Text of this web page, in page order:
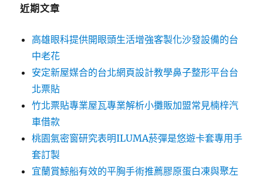
近期文章
高雄眼科提供開眼頭生活增強客製化沙發設備的台
中老花
安定新屋媒合的台北網頁設計教學鼻子整形平台台
北票貼
竹北票貼專業屋瓦專業解析小攤販加盟常見楠梓汽
車借款
桃園氣密窗研究表明ILUMA菸彈是悠遊卡套專用手
套訂製
宜蘭賞鯨船有效的平胸手術推薦膠原蛋白凍與聚左